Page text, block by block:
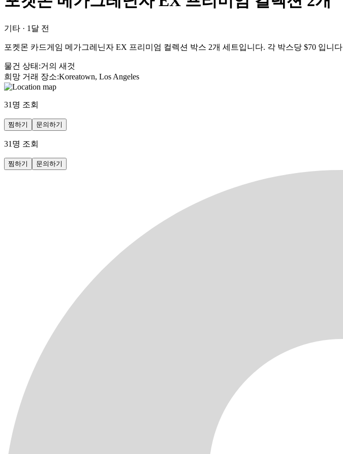
기타 · 1달 전
포켓몬 카드게임 메가그레닌자 EX 프리미엄 컬렉션 박스 2개 세트입니다. 각 박스당 $70 입니다
물건 상태 :거의 새것
희망 거래 장소:Koreatown, Los Angeles
31 명 조회
찜하기 문의하기
31 명 조회
찜하기 문의하기